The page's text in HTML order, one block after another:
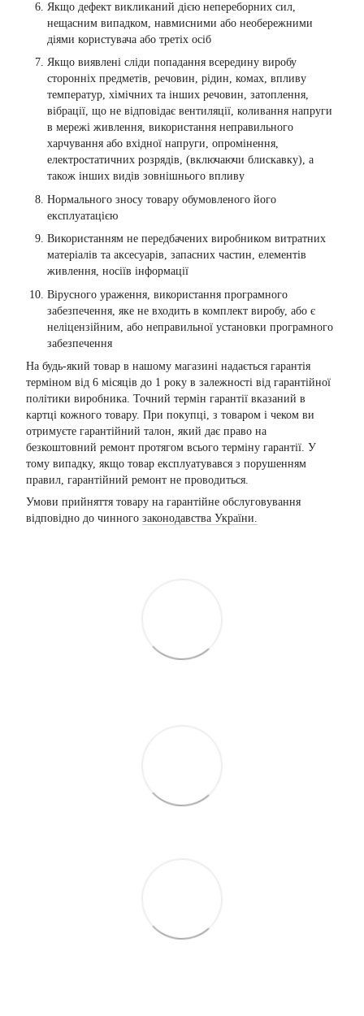
Якщо дефект викликаний дією непереборних сил,
нещасним випадком, навмисними або необережними
діями користувача або третіх осіб
Якщо виявлені сліди попадання всередину виробу
сторонніх предметів, речовин, рідин, комах, впливу
температур, хімічних та інших речовин, затоплення,
вібрації, що не відповідає вентиляції, коливання напруги
в мережі живлення, використання неправильного
харчування або вхідної напруги, опромінення,
електростатичних розрядів, (включаючи блискавку), а
також інших видів зовнішнього впливу
Нормального зносу товару обумовленого його
експлуатацією
Використанням не передбачених виробником витратних
матеріалів та аксесуарів, запасних частин, елементів
живлення, носіїв інформації
Вірусного ураження, використання програмного
забезпечення, яке не входить в комплект виробу, або є
неліцензійним, або неправильної установки програмного
забезпечення
На будь-який товар в нашому магазині надається гарантія
терміном від 6 місяців до 1 року в залежності від гарантійної
політики виробника. Точний термін гарантії вказаний в
картці кожного товару. При покупці, з товаром і чеком ви
отримуєте гарантійний талон, який дає право на
безкоштовний ремонт протягом всього терміну гарантії. У
тому випадку, якщо товар експлуатувався з порушенням
правил, гарантійний ремонт не проводиться.
Умови прийняття товару на гарантійне обслуговування
відповідно до чинного законодавства України.